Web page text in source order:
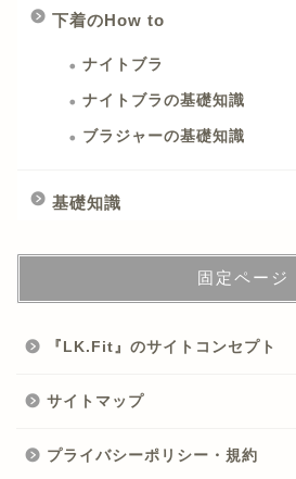
下着のHow to
ナイトブラ
ナイトブラの基礎知識
ブラジャーの基礎知識
基礎知識
固定ページ
『LK.Fit』のサイトコンセプト
サイトマップ
プライバシーポリシー・規約